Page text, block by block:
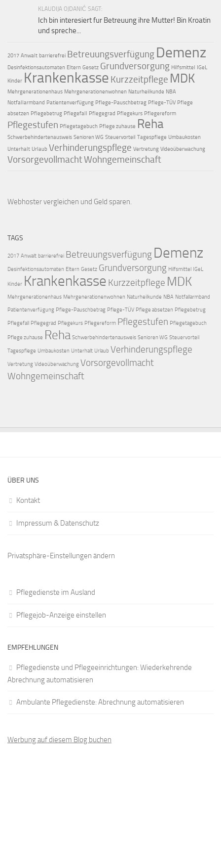
KLAUDIJA OJDANIĆ SAGT:
Ich bin interesiert fur Betreuung ihre Mutter! Bin Kroatin
und spreche...
2017 Anwalt barrierefrei Betreuungsverfügung Demenz
Desinfektionsautomaten Eltern Gesetz Grundversorgung Hilfsmittel IGeL
Kinder Krankenkasse Kurzzeitpflege MDK
Mehrgenerationenhaus Mehrgenerationenwohnen Naturheilkunde NBA
Notfallarmband Patientenverfügung Pflege-Pauschbetrag Pflege-TÜV Pflege
absetzen Pflegebetrug Pflegefall Pflegegrad Pflegekurs Pflegereform
Pflegestufen Pflegetagebuch Pflege zuhause Reha
Schwerbehindertenausweis Senioren WG Steuervorteil Tagespflege Umbaukosten
Unterhalt Urlaub Verhinderungspflege Vertretung Videoüberwachung
VorsorgevollmachtWohngemeinschaft
Webhoster vergleichen und Geld sparen.
TAGS
2017 Anwalt barrierefrei Betreuungsverfügung Demenz
Desinfektionsautomaten Eltern Gesetz Grundversorgung Hilfsmittel IGeL
Kinder Krankenkasse Kurzzeitpflege MDK
Mehrgenerationenhaus Mehrgenerationenwohnen Naturheilkunde NBA Notfallarmband
Patientenverfügung Pflege-Pauschbetrag Pflege-TÜV Pflege absetzen Pflegebetrug
Pflegefall Pflegegrad Pflegekurs Pflegereform Pflegestufen Pflegetagebuch
Pflege zuhause Reha Schwerbehindertenausweis Senioren WG Steuervorteil
Tagespflege Umbaukosten Unterhalt Urlaub Verhinderungspflege
Vertretung Videoüberwachung Vorsorgevollmacht
Wohngemeinschaft
ÜBER UNS
Kontakt
Impressum & Datenschutz
Privatsphäre-Einstellungen ändern
Pflegedienste im Ausland
Pflegejob-Anzeige einstellen
EMPFEHLUNGEN
Pflegedienste und Pflegeeinrichtungen: Wiederkehrende
Abrechnung automatisieren
Ambulante Pflegedienste: Abrechnung automatisieren
Werbung auf diesem Blog buchen